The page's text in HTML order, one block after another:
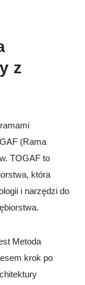
z
(Rama
TOGAF to
która
i narzędzi do
Metoda
krok po